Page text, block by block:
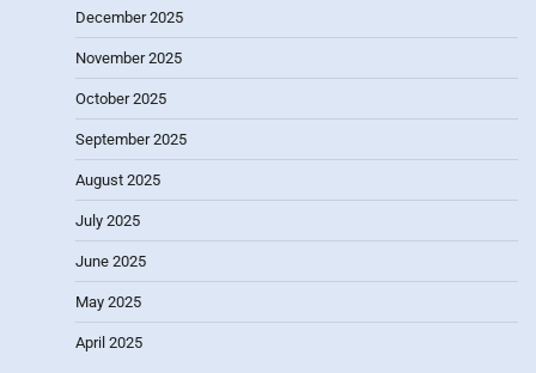
December 2025
November 2025
October 2025
September 2025
August 2025
July 2025
June 2025
May 2025
April 2025